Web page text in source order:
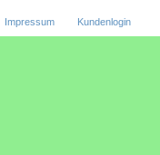
Impressum Kundenlogin